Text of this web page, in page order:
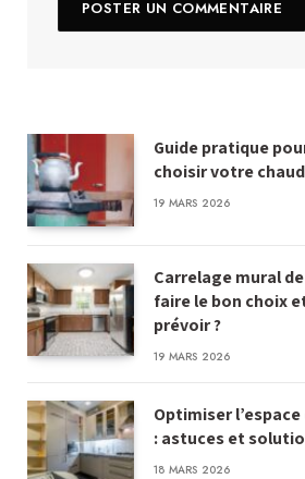
Guide pratique
choisir votre
19 MARS 2026
Carrelage mural
faire le bon choix
prévoir ?
19 MARS 2026
Optimiser
: astuces et
18 MARS 2026